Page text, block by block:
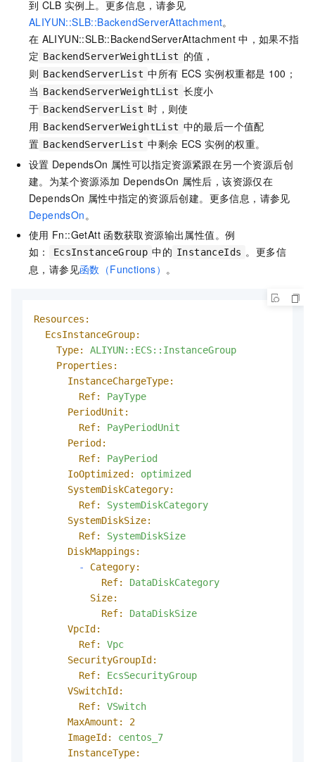
到 CLB 实例上。更多信息，请参见
ALIYUN::SLB::BackendServerAttachment。
在 ALIYUN::SLB::BackendServerAttachment 中，如果不指
定 BackendServerWeightList 的值，
则 BackendServerList 中所有 ECS 实例权重都是 100；
当 BackendServerWeightList 长度小
于 BackendServerList 时，则使
用 BackendServerWeightList 中的最后一个值配
置 BackendServerList 中剩余 ECS 实例的权重。
设置 DependsOn 属性可以指定资源紧跟在另一个资源后创
建。为某个资源添加 DependsOn 属性后，该资源仅在
DependsOn 属性中指定的资源后创建。更多信息，请参见
DependsOn。
使用 Fn::GetAtt 函数获取资源输出属性值。例
如：
EcsInstanceGroup 中的 InstanceIds 。更多信
息，请参见函数（Functions） 。
Resources:
EcsInstanceGroup:
Type:
ALIYUN::ECS::InstanceGroup
Properties:
InstanceChargeType:
Ref:
PayType
PeriodUnit:
Ref:
PayPeriodUnit
Period:
Ref:
PayPeriod
IoOptimized:
optimized
SystemDiskCategory:
Ref:
SystemDiskCategory
SystemDiskSize:
Ref:
SystemDiskSize
DiskMappings:
-
Category:
Ref:
DataDiskCategory
Size:
Ref:
DataDiskSize
VpcId:
Ref:
Vpc
SecurityGroupId:
Ref:
EcsSecurityGroup
VSwitchId:
Ref:
VSwitch
MaxAmount:
2
ImageId:
centos_7
InstanceType: